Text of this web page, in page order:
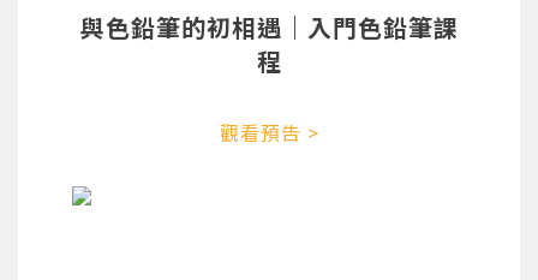
與色鉛筆的初相遇｜入門色鉛筆課
程
觀看預告 >